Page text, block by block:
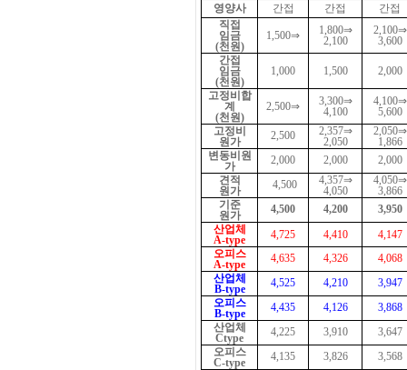
영양사
간접 간접
간접
직접
임금
(천원)
1,500⇒
1,800⇒
2,100
2,100⇒
3,600
간접
임금
(천원)
1,000 1,500
2,000
고정비합
계
(천원)
2,500⇒
3,300⇒
4,100
4,100⇒
5,600
고정비
원가
2,500
2,357⇒
2,050
2,050⇒
1,866
변동비원
가
2,000 2,000
2,000
견적
원가
4,500
4,357⇒
4,050
4,050⇒
3,866
기준
원가
4,500 4,200
3,950
산업체
A-type
4,725 4,410
4,147
오피스
A-type
4,635 4,326
4,068
산업체
B-type
4,525 4,210
3,947
오피스
B-type
4,435 4,126
3,868
산업체
Ctype
4,225 3,910
3,647
오피스
C-type
4,135 3,826
3,568